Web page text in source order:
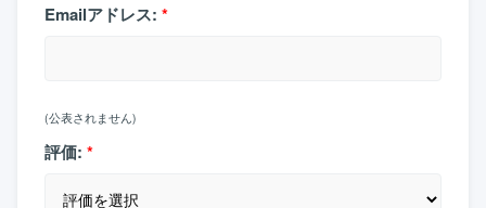
Emailアドレス: *
(公表されません)
評価: *